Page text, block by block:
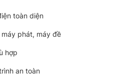
toàn diện
phát, máy đề
hợp
an toàn